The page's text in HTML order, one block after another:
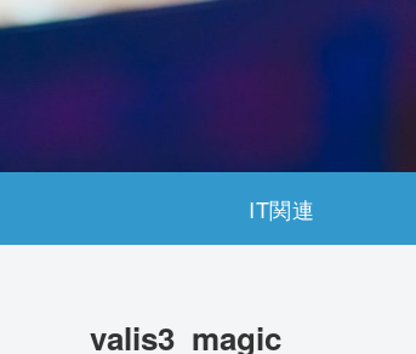
IT関連
valis3_magic